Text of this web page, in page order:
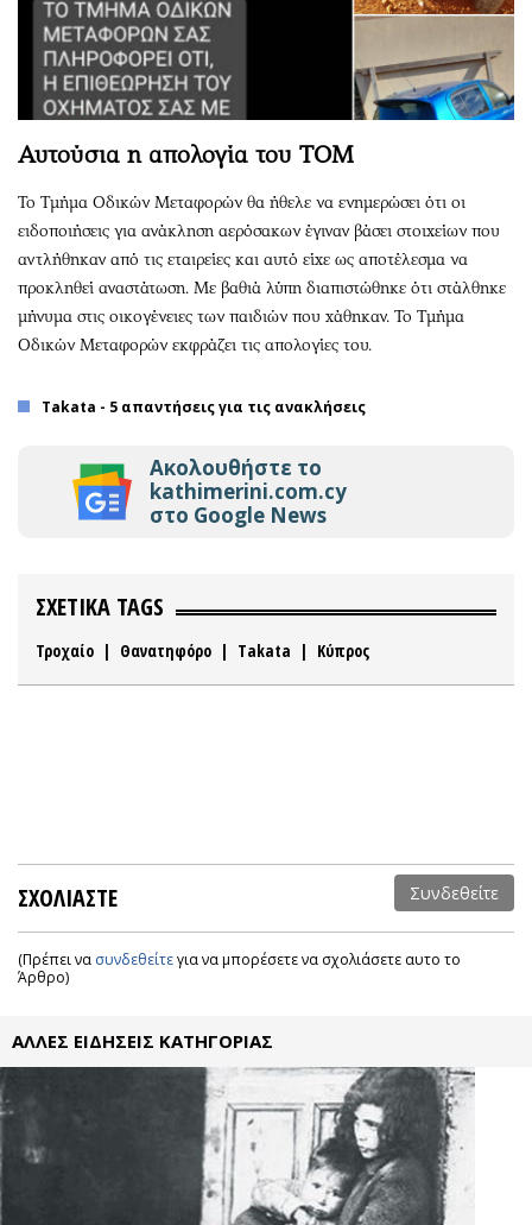
Αυτούσια η απολογία του ΤΟΜ
Το Τμήμα Οδικών Μεταφορών θα ήθελε να ενημερώσει ότι οι
ειδοποιήσεις για ανάκληση αερόσακων έγιναν βάσει στοιχείων που
αντλήθηκαν από τις εταιρείες και αυτό είχε ως αποτέλεσμα να
προκληθεί αναστάτωση. Με βαθιά λύπη διαπιστώθηκε ότι στάλθηκε
μήνυμα στις οικογένειες των παιδιών που χάθηκαν. Το Τμήμα
Οδικών Μεταφορών εκφράζει τις απολογίες του.
Takata - 5 απαντήσεις για τις ανακλήσεις
Ακολουθήστε το
kathimerini.com.cy
στο Google News
ΣΧΕΤΙΚΑ TAGS
Τροχαίο | Θανατηφόρο | Takata | Κύπρος
ΣΧΟΛΙΑΣΤΕ Συνδεθείτε
(Πρέπει να συνδεθείτεγια να μπορέσετε να σχολιάσετε αυτο το
Άρθρο)
ΑΛΛΕΣ ΕΙΔΗΣΕΙΣ ΚΑΤΗΓΟΡΙΑΣ